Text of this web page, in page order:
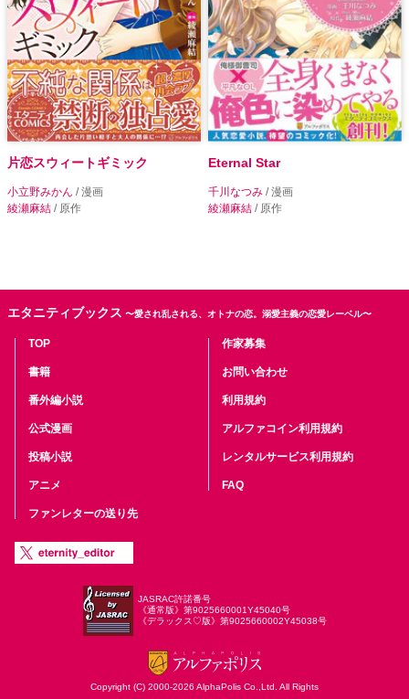
片恋スウィートギミック
小立野みかん / 漫画
綾瀬麻結 / 原作
Eternal Star
千川なつみ / 漫画
綾瀬麻結 / 原作
エタニティブックス 〜愛され乱される、オトナの恋。溺愛主義の恋愛レーベル〜
TOP
書籍
番外編小説
公式漫画
投稿小説
アニメ
ファンレターの送り先
作家募集
お問い合わせ
利用規約
アルファコイン利用規約
レンタルサービス利用規約
FAQ
JASRAC許諾番号
《通常版》第9025660001Y45040号
《デラックス♡版》第9025660002Y45038号
Copyright (C) 2000-2026 AlphaPolis Co.,Ltd. All Rights